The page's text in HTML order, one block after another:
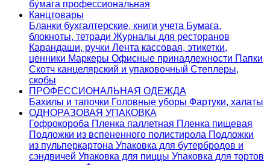
бумага профессиональная
Канцтовары
Бланки бухгалтерские, книги учета Бумага,
блокноты, тетради Журналы для ресторанов
Карандаши, ручки Лента кассовая, этикетки,
ценники Маркеры Офисные принадлежности Папки
Скотч канцелярский и упаковочный Степлеры,
скобы
ПРОФЕССИОНАЛЬНАЯ ОДЕЖДА
Бахилы и тапочки Головные уборы Фартуки, халаты
ОДНОРАЗОВАЯ УПАКОВКА
Гофрокороба Пленка паллетная Пленка пищевая
Подложки из вспененного полистирола Подложки
из пульперкартона Упаковка для бутербродов и
сэндвичей Упаковка для пиццы Упаковка для тортов